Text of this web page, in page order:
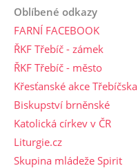
Oblíbené odkazy
FARNÍ FACEBOOK
ŘKF Třebíč - zámek
ŘKF Třebíč - město
Křesťanské akce Třebíčska
Biskupství brněnské
Katolická církev v ČR
Liturgie.cz
Skupina mládeže Spirit